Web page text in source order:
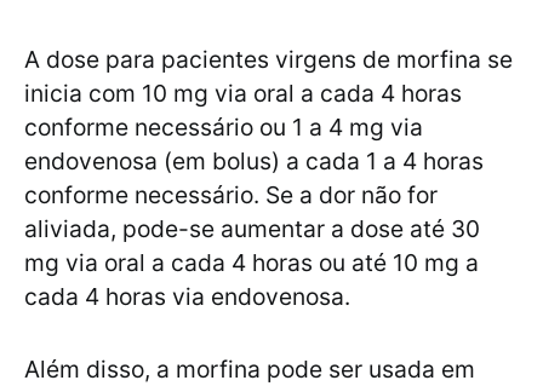
A dose para pacientes virgens de morfina se
inicia com 10 mg via oral a cada 4 horas
conforme necessário ou 1 a 4 mg via
endovenosa (em bolus) a cada 1 a 4 horas
conforme necessário. Se a dor não for
aliviada, pode-se aumentar a dose até 30
mg via oral a cada 4 horas ou até 10 mg a
cada 4 horas via endovenosa.
Além disso, a morfina pode ser usada em